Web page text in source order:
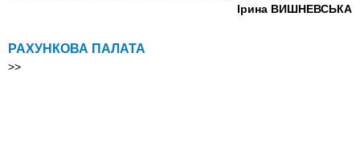
Ірина ВИШНЕВСЬКА
РАХУНКОВА ПАЛАТА
>>